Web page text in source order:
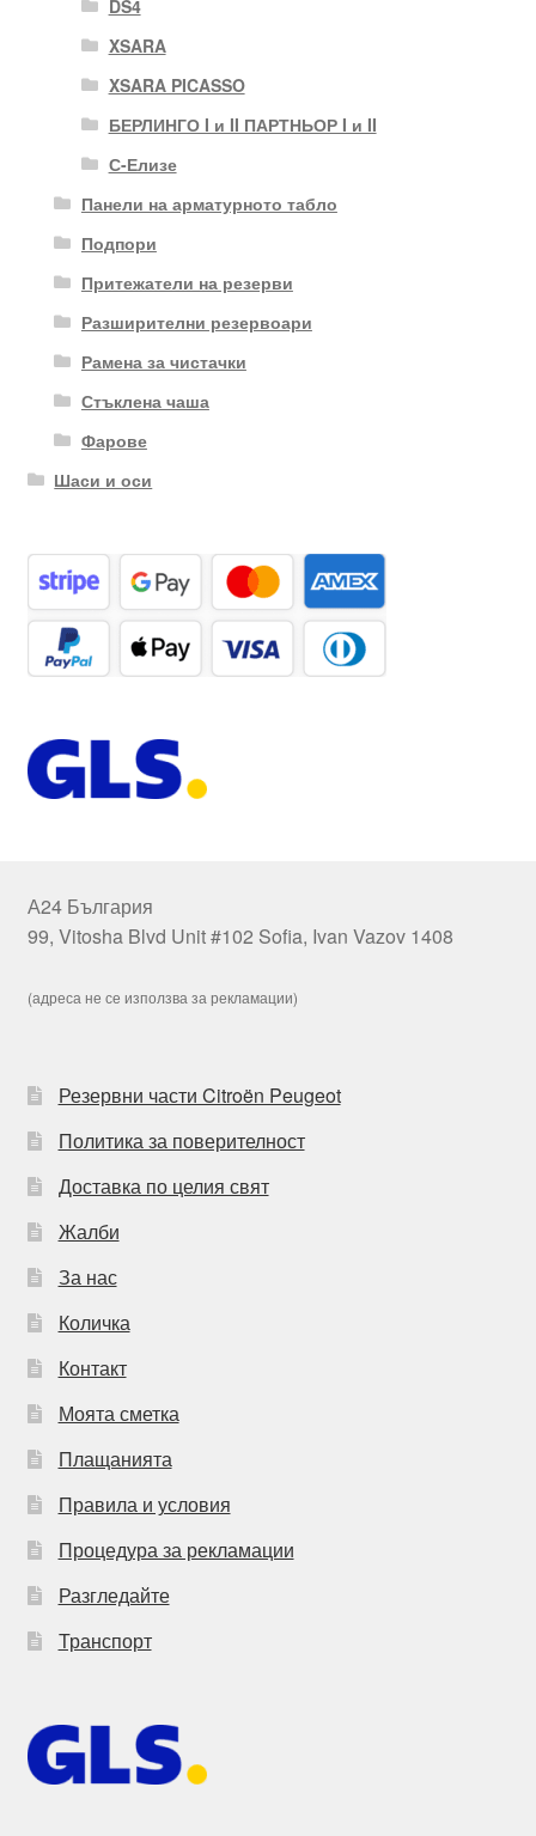
DS4
XSARA
XSARA PICASSO
БЕРЛИНГО I и II ПАРТНЬОР I и II
С-Елизе
Панели на арматурното табло
Подпори
Притежатели на резерви
Разширителни резервоари
Рамена за чистачки
Стъклена чаша
Фарове
Шаси и оси
А24 България
99, Vitosha Blvd Unit #102 Sofia, Ivan Vazov 1408
(адреса не се използва за рекламации)
Резервни части Citroën Peugeot
Политика за поверителност
Доставка по целия свят
Жалби
За нас
Количка
Контакт
Моята сметка
Плащанията
Правила и условия
Процедура за рекламации
Разгледайте
Транспорт